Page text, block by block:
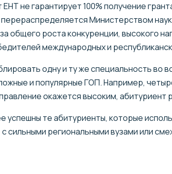
не гарантирует 100% получение
Министерством
общего роста конкуренции, высокого
международных и
одну и ту же специальность во
и популярные ГОП. Например,
окажется высоким, абитуриент
успешны те абитуриенты, которые
сильными региональными вузами или